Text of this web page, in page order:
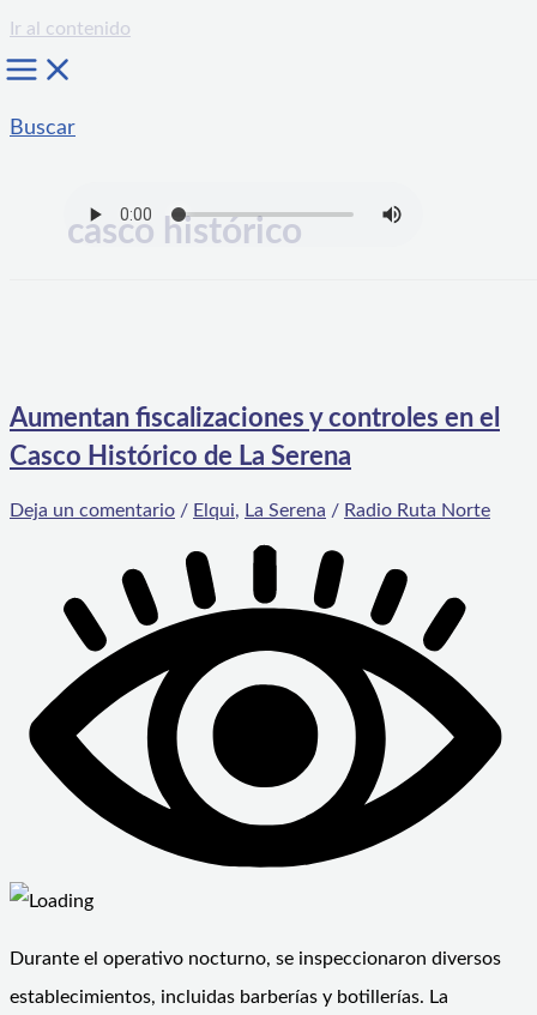
Ir al contenido
Buscar
casco histórico
Aumentan fiscalizaciones y controles en el
Casco Histórico de La Serena
Deja un comentario / Elqui, La Serena / Radio Ruta Norte
Durante el operativo nocturno, se inspeccionaron diversos
establecimientos, incluidas barberías y botillerías. La